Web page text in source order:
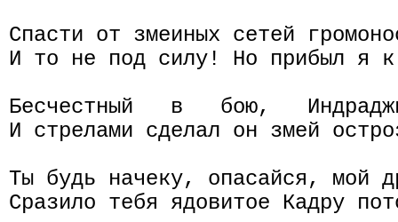
Спасти от змеиных сетей
И то не под силу! Но прибыл я
Бесчестный   в   бою,
И стрелами сделал он змей
Ты будь начеку, опасайся, мой
Сразило тебя ядовитое Кадру